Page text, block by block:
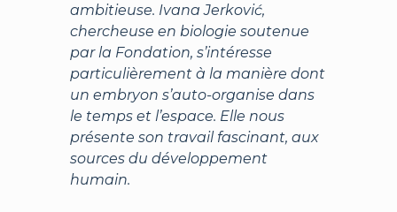
ambitieuse. Ivana Jerković,
chercheuse en biologie soutenue
par la Fondation, s’intéresse
particulièrement à la manière dont
un embryon s’auto-organise dans
le temps et l’espace. Elle nous
présente son travail fascinant, aux
sources du développement
humain.